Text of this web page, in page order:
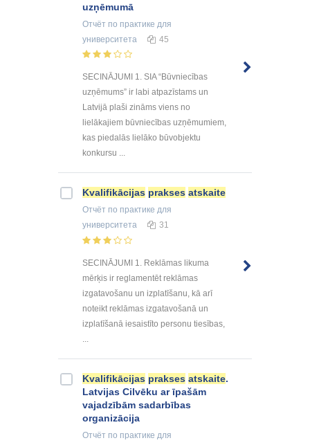
uzņēmumā
Отчёт по практике для
университета
45
SECINĀJUMI 1. SIA “Būvniecības
uzņēmums” ir labi atpazīstams un
Latvijā plaši zināms viens no
lielākajiem būvniecības uzņēmumiem,
kas piedalās lielāko būvobjektu
konkursu ...
Kvalifikācijas prakses atskaite
Отчёт по практике для
университета
31
SECINĀJUMI 1. Reklāmas likuma
mērķis ir reglamentēt reklāmas
izgatavošanu un izplatīšanu, kā arī
noteikt reklāmas izgatavošanā un
izplatīšanā iesaistīto personu tiesības,
...
Kvalifikācijas prakses atskaite.
Latvijas Cilvēku ar īpašām
vajadzībām sadarbības
organizācija
Отчёт по практике для